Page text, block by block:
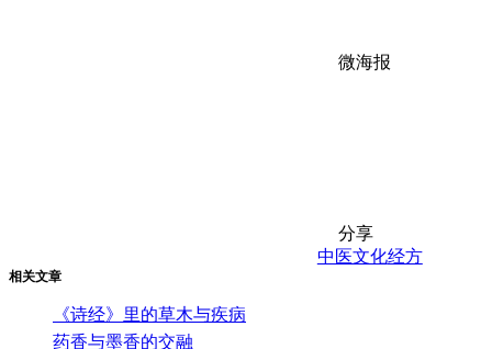
微海报
分享
相关文章
《诗经》里的草木与疾病
药香与墨香的交融
中医文化经方